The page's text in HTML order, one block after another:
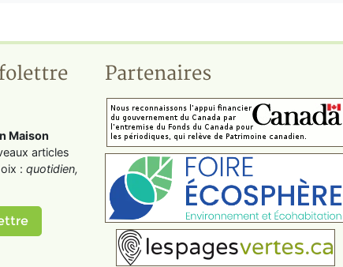
Maison
articles
: quotidien,
Partenaires